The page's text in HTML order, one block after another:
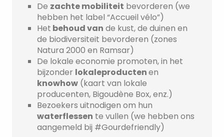
De zachte mobiliteit bevorderen (we
hebben het label “Accueil vélo”)
Het behoud van de kust, de duinen en
de biodiversiteit bevorderen (zones
Natura 2000 en Ramsar)
De lokale economie promoten, in het
bijzonder lokaleproductenen
knowhow (kaart van lokale
producenten, Bigoudène Box, enz.)
Bezoekers uitnodigen om hun
waterflessen te vullen (we hebben ons
aangemeld bij #Gourdefriendly)